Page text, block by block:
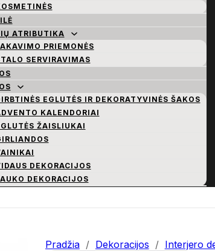
ATRIBUTIKA
PRIEMONĖS
SERVIRAVIMAS
EGLUTĖS IR DEKORATYVINĖS ŠAKOS
KALENDORIAI
ŽAISLIUKAI
DEKORACIJOS
DEKORACIJOS
Pradžia / Dekoracijos / Interjero